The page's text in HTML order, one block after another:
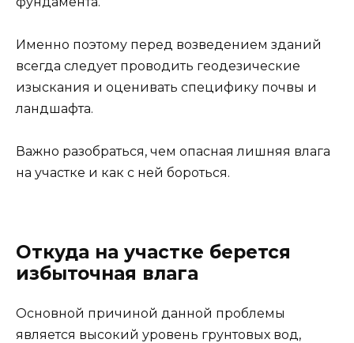
Именно поэтому перед возведением зданий
всегда следует проводить геодезические
изыскания и оценивать специфику почвы и
ландшафта.
Важно разобраться, чем опасная лишняя влага
на участке и как с ней бороться.
Откуда на участке берется
избыточная влага
Основной причиной данной проблемы
является высокий уровень грунтовых вод,